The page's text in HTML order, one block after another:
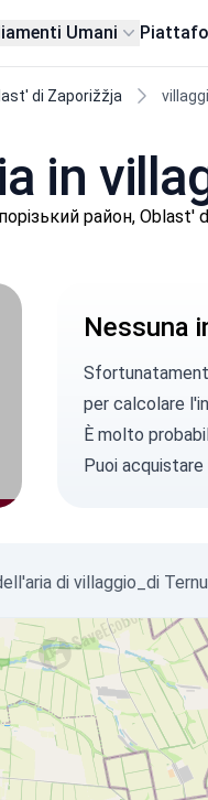
Umani
di Zaporižžja
in
район, Oblast'
Nessuna
per calcolare
È molto
Puoi acquistare
di villaggio_di